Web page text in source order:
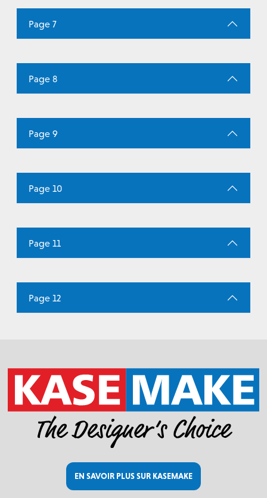
Page 7
Page 8
Page 9
Page 10
Page 11
Page 12
EN SAVOIR PLUS SUR KASEMAKE